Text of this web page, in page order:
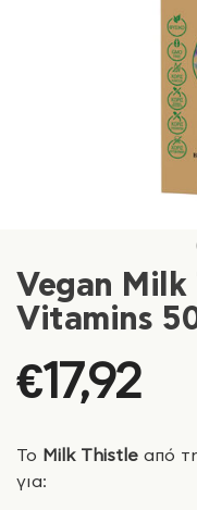
Vegan Milk
Vitamins
€17,92
Το Milk Thistle από
για: